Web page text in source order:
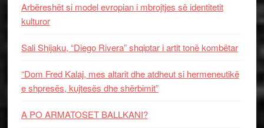
Arbëreshët si model evropian i mbrojtjes së identitetit
kulturor
Sali Shijaku, “Diego Rivera” shqiptar i artit tonë kombëtar
“Dom Fred Kalaj, mes altarit dhe atdheut si hermeneutikë
e shpresës, kujtesës dhe shërbimit”
A PO ARMATOSET BALLKANI?